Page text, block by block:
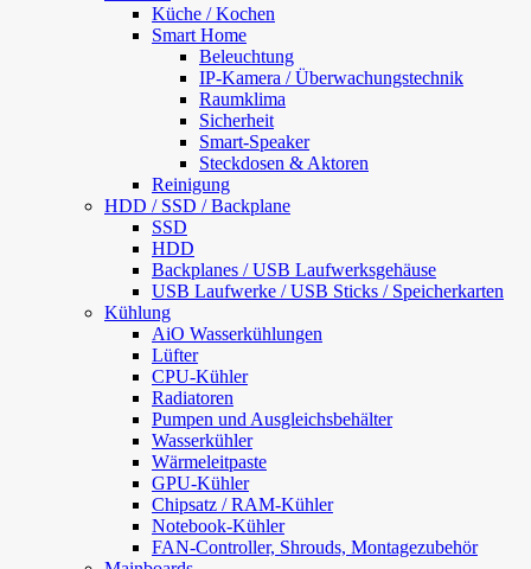
Küche / Kochen
Smart Home
Beleuchtung
IP-Kamera / Überwachungstechnik
Raumklima
Sicherheit
Smart-Speaker
Steckdosen & Aktoren
Reinigung
HDD / SSD / Backplane
SSD
HDD
Backplanes / USB Laufwerksgehäuse
USB Laufwerke / USB Sticks / Speicherkarten
Kühlung
AiO Wasserkühlungen
Lüfter
CPU-Kühler
Radiatoren
Pumpen und Ausgleichsbehälter
Wasserkühler
Wärmeleitpaste
GPU-Kühler
Chipsatz / RAM-Kühler
Notebook-Kühler
FAN-Controller, Shrouds, Montagezubehör